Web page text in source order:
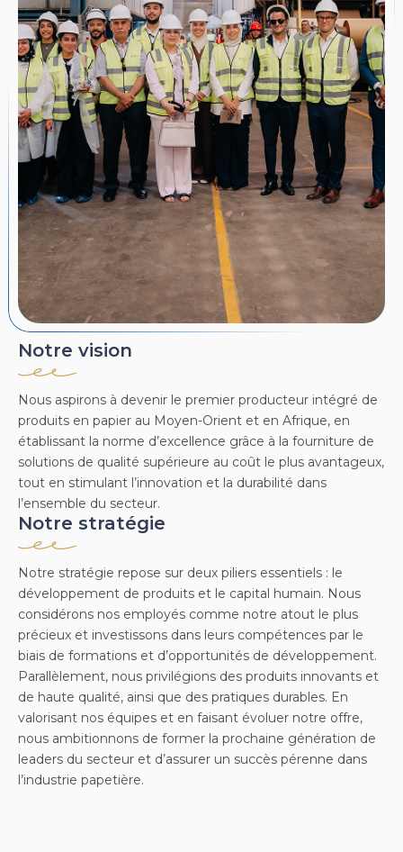
Notre vision
Nous aspirons à devenir le premier producteur intégré de
produits en papier au Moyen-Orient et en Afrique, en
établissant la norme d’excellence grâce à la fourniture de
solutions de qualité supérieure au coût le plus avantageux,
tout en stimulant l’innovation et la durabilité dans
l’ensemble du secteur.
Notre stratégie
Notre stratégie repose sur deux piliers essentiels : le
développement de produits et le capital humain. Nous
considérons nos employés comme notre atout le plus
précieux et investissons dans leurs compétences par le
biais de formations et d’opportunités de développement.
Parallèlement, nous privilégions des produits innovants et
de haute qualité, ainsi que des pratiques durables. En
valorisant nos équipes et en faisant évoluer notre offre,
nous ambitionnons de former la prochaine génération de
leaders du secteur et d’assurer un succès pérenne dans
l’industrie papetière.